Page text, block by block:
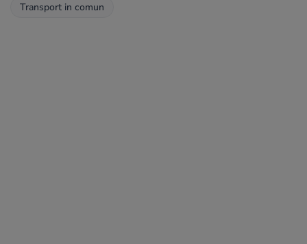
Transport in comun